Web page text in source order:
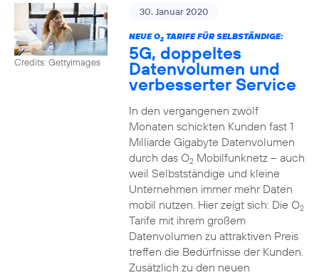
Credits: Gettyimages
30. Januar 2020
NEUE O2TARIFE FÜR SELBSTÄNDIGE:
5G, doppeltes
Datenvolumen und
verbesserter Service
In den vergangenen zwölf
Monaten schickten Kunden fast 1
Milliarde Gigabyte Datenvolumen
durch das O2Mobilfunknetz – auch
weil Selbstständige und kleine
Unternehmen immer mehr Daten
mobil nutzen. Hier zeigt sich: Die O2
Tarife mit ihrem großem
Datenvolumen zu attraktiven Preis
treffen die Bedürfnisse der Kunden.
Zusätzlich zu den neuen